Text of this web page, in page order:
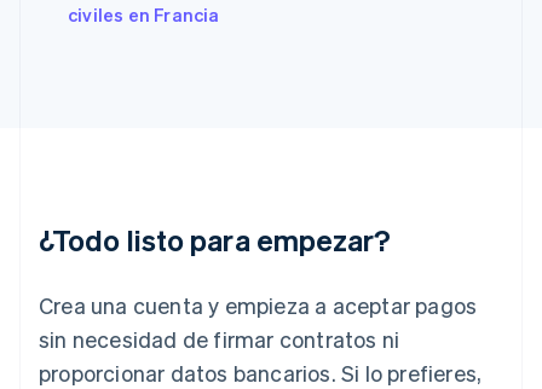
civiles en Francia
¿Todo listo para empezar?
Crea una cuenta y empieza a aceptar pagos
sin necesidad de firmar contratos ni
proporcionar datos bancarios. Si lo prefieres,
Francia
Irlanda
Italia
English
Japón
日本語English